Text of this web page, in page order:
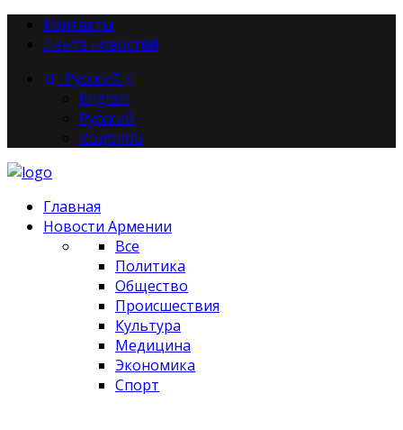
Контакты
Лента новостей
Русский
English
Русский
Հայերեն
Главная
Новости Армении
Все
Политика
Общество
Происшествия
Культура
Медицина
Экономика
Спорт